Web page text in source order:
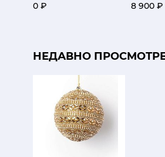
0 ₽ 8 900 ₽
НЕДАВНО